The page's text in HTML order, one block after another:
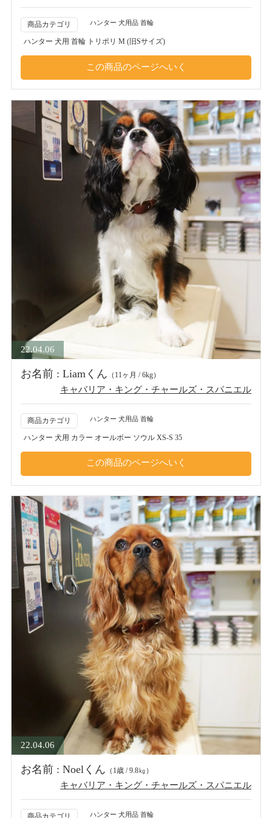
商品カテゴリ ハンター 犬用品 首輪
ハンター 犬用 首輪 トリポリ M (旧Sサイズ)
22.04.06
お名前 : Liamくん （11ヶ月 / 6kg）
キャバリア・キング・チャールズ・スパニエル
商品カテゴリ ハンター 犬用品 首輪
ハンター 犬用 カラー オールボー ソウル XS-S 35
22.04.06
お名前 : Noelくん （1歳 / 9.8㎏）
キャバリア・キング・チャールズ・スパニエル
ハンター 犬用品 首輪